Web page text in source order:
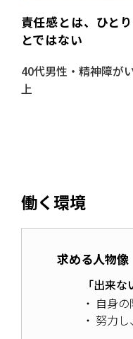
責任感とは、ひと
とではない
40代男性・精神障が
上
働く環境
求める人物像
「出来
自身
努力